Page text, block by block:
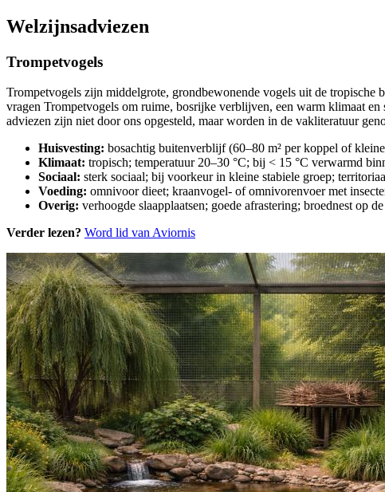
Welzijnsadviezen
Trompetvogels
Trompetvogels zijn middelgrote, grondbewonende vogels uit de
vragen Trompetvogels om ruime, bosrijke verblijven, een warm klimaat
adviezen zijn niet door ons opgesteld, maar worden in de vakliteratuur
Huisvesting: bosachtig buitenverblijf (60–80 m² per koppel of
Klimaat: tropisch; temperatuur 20–30 °C; bij < 15 °C verwarmd
Sociaal: sterk sociaal; bij voorkeur in kleine stabiele groep;
Voeding: omnivoor dieet; kraanvogel- of omnivorenvoer met
Overig: verhoogde slaapplaatsen; goede afrastering; broednest op
Verder lezen? Word lid van Aviornis